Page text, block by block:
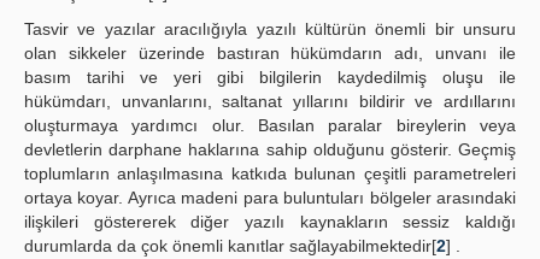
Tasvir ve yazılar aracılığıyla yazılı kültürün önemli bir unsuru
olan sikkeler üzerinde bastıran hükümdarın adı, unvanı ile
basım tarihi ve yeri gibi bilgilerin kaydedilmiş oluşu ile
hükümdarı, unvanlarını, saltanat yıllarını bildirir ve ardıllarını
oluşturmaya yardımcı olur. Basılan paralar bireylerin veya
devletlerin darphane haklarına sahip olduğunu gösterir. Geçmiş
toplumların anlaşılmasına katkıda bulunan çeşitli parametreleri
ortaya koyar. Ayrıca madeni para buluntuları bölgeler arasındaki
ilişkileri göstererek diğer yazılı kaynakların sessiz kaldığı
durumlarda da çok önemli kanıtlar sağlayabilmektedir[2] .